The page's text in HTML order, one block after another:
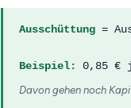
Ausschüttung =
Beispiel: 0,85 €
Davon gehen noch